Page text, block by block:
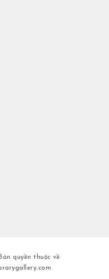
quyền thuộc về